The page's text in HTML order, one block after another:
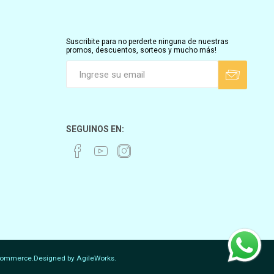
Suscribite para no perderte ninguna de nuestras
promos, descuentos, sorteos y mucho más!
SEGUINOS EN:
Designed by AgileWorks.